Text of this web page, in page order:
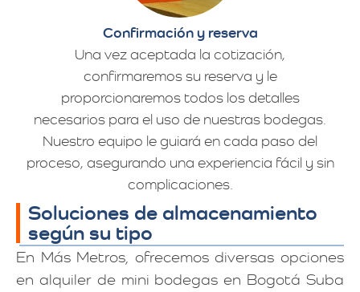
Confirmación y reserva
Una vez aceptada la cotización,
confirmaremos su reserva y le
proporcionaremos todos los detalles
necesarios para el uso de nuestras bodegas.
Nuestro equipo le guiará en cada paso del
proceso, asegurando una experiencia fácil y sin
complicaciones.
Soluciones de almacenamiento
según su tipo
En Más Metros, ofrecemos diversas opciones
en alquiler de mini bodegas en Bogotá Suba